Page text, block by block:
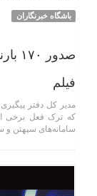
باشگاه خبرنگاران
فیلم
مدیر کل دفتر
که ترک فعل برخی
سامانه‌های سپهتن و